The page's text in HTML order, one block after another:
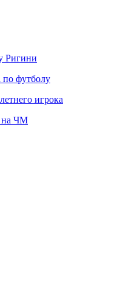
Ригини
по футболу
игрока
на ЧМ